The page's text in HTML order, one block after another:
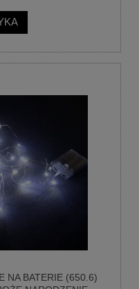
NA BATERIE (650.6)